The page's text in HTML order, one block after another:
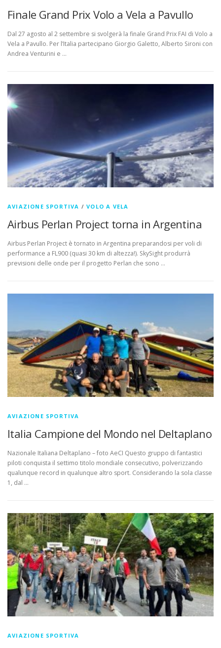
Finale Grand Prix Volo a Vela a Pavullo
Dal 27 agosto al 2 settembre si svolgerà la finale Grand Prix FAI di Volo a
Vela a Pavullo. Per l’Italia partecipano Giorgio Galetto, Alberto Sironi con
Andrea Venturini e …
AVIAZIONE SPORTIVA /VOLO A VELA
Airbus Perlan Project torna in Argentina
Airbus Perlan Project è tornato in Argentina preparandosi per voli di
performance a FL900 (quasi 30 km di altezza!). SkySight produrrà
previsioni delle onde per il progetto Perlan che sono …
AVIAZIONE SPORTIVA
Italia Campione del Mondo nel Deltaplano
Nazionale Italiana Deltaplano – foto AeCI Questo gruppo di fantastici
piloti conquista il settimo titolo mondiale consecutivo, polverizzando
qualunque record in qualunque altro sport. Considerando la sola classe
1, dal …
AVIAZIONE SPORTIVA